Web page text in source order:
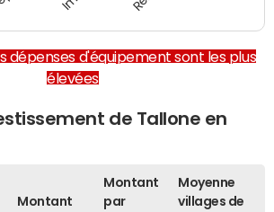
dépenses d'équipement sont les plus
élevées
de Tallone en
Montant
Montant
par
Moyenne
villages de